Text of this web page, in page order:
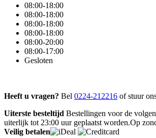
08:00-18:00
08:00-18:00
08:00-18:00
08:00-18:00
08:00-20:00
08:00-17:00
Gesloten
Heeft u vragen? Bel 0224-212216 of stuur
Uiterste besteltijd Bestellingen voor de
uiterlijk tot 23:00 uur geplaatst worden.Op
Veilig betalen